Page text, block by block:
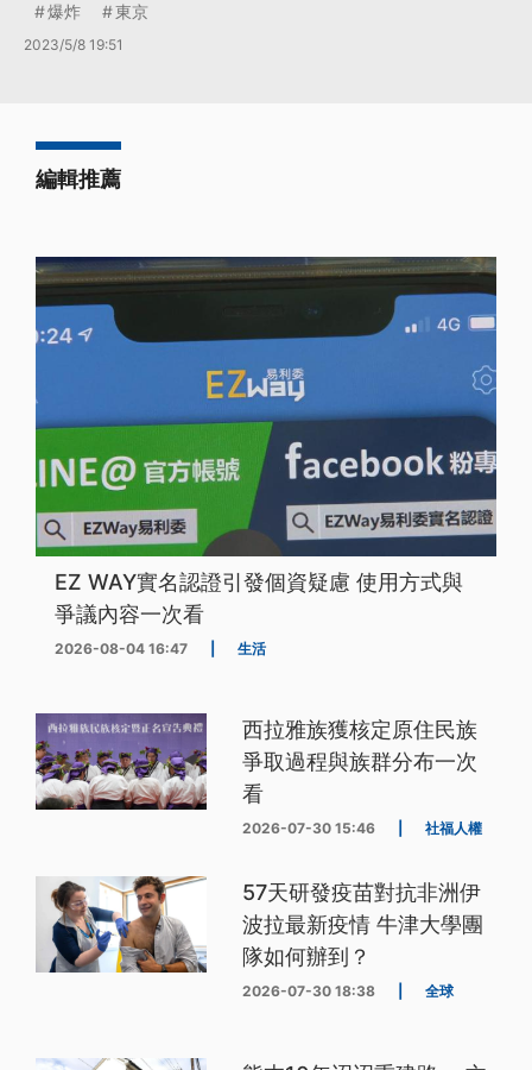
爆炸 東京
2023/5/8 19:51
編輯推薦
EZ WAY實名認證引發個資疑慮 使用方式與
爭議內容一次看
2026-08-04 16:47 生活
西拉雅族獲核定原住民族
爭取過程與族群分布一次
看
2026-07-30 15:46 社福人權
57天研發疫苗對抗非洲伊
波拉最新疫情 牛津大學團
隊如何辦到？
2026-07-30 18:38 全球